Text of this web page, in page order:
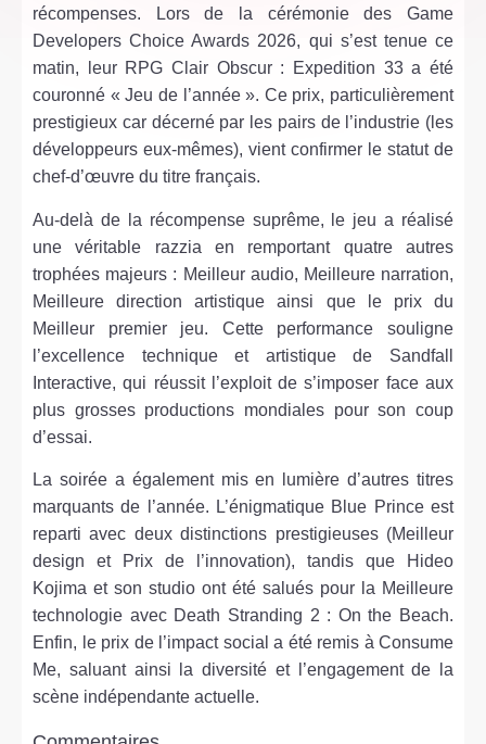
récompenses. Lors de la cérémonie des Game
Developers Choice Awards 2026, qui s’est tenue ce
matin, leur RPG Clair Obscur : Expedition 33 a été
couronné « Jeu de l’année ». Ce prix, particulièrement
prestigieux car décerné par les pairs de l’industrie (les
développeurs eux-mêmes), vient confirmer le statut de
chef-d’œuvre du titre français.
Au-delà de la récompense suprême, le jeu a réalisé
une véritable razzia en remportant quatre autres
trophées majeurs : Meilleur audio, Meilleure narration,
Meilleure direction artistique ainsi que le prix du
Meilleur premier jeu. Cette performance souligne
l’excellence technique et artistique de Sandfall
Interactive, qui réussit l’exploit de s’imposer face aux
plus grosses productions mondiales pour son coup
d’essai.
La soirée a également mis en lumière d’autres titres
marquants de l’année. L’énigmatique Blue Prince est
reparti avec deux distinctions prestigieuses (Meilleur
design et Prix de l’innovation), tandis que Hideo
Kojima et son studio ont été salués pour la Meilleure
technologie avec Death Stranding 2 : On the Beach.
Enfin, le prix de l’impact social a été remis à Consume
Me, saluant ainsi la diversité et l’engagement de la
scène indépendante actuelle.